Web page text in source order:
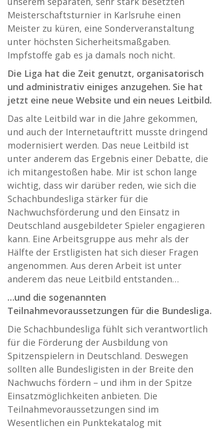
Meisterschaftsturnier in Karlsruhe einen
Meister zu küren, eine Sonderveranstaltung
unter höchsten Sicherheitsmaßgaben.
Impfstoffe gab es ja damals noch nicht.
Die Liga hat die Zeit genutzt, organisatorisch
und administrativ einiges anzugehen. Sie hat
jetzt eine neue Website und ein neues Leitbild.
Das alte Leitbild war in die Jahre gekommen,
und auch der Internetauftritt musste dringend
modernisiert werden. Das neue Leitbild ist
unter anderem das Ergebnis einer Debatte, die
ich mitangestoßen habe. Mir ist schon lange
wichtig, dass wir darüber reden, wie sich die
Schachbundesliga stärker für die
Nachwuchsförderung und den Einsatz in
Deutschland ausgebildeter Spieler engagieren
kann. Eine Arbeitsgruppe aus mehr als der
Hälfte der Erstligisten hat sich dieser Fragen
angenommen. Aus deren Arbeit ist unter
anderem das neue Leitbild entstanden…
…und die sogenannten
Teilnahmevoraussetzungen für die Bundesliga.
Die Schachbundesliga fühlt sich verantwortlich
für die Förderung der Ausbildung von
Spitzenspielern in Deutschland. Deswegen
sollten alle Bundesligisten in der Breite den
Nachwuchs fördern – und ihm in der Spitze
Einsatzmöglichkeiten anbieten. Die
Teilnahmevoraussetzungen sind im
Wesentlichen ein Punktekatalog mit